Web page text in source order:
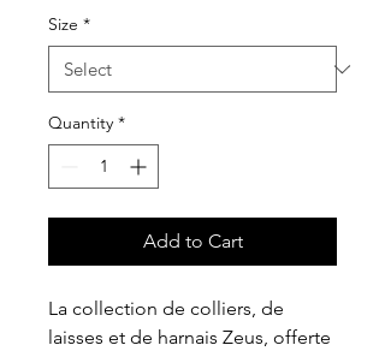
Size *
Quantity *
Add to Cart
La collection de colliers, de
laisses et de harnais Zeus, offerte